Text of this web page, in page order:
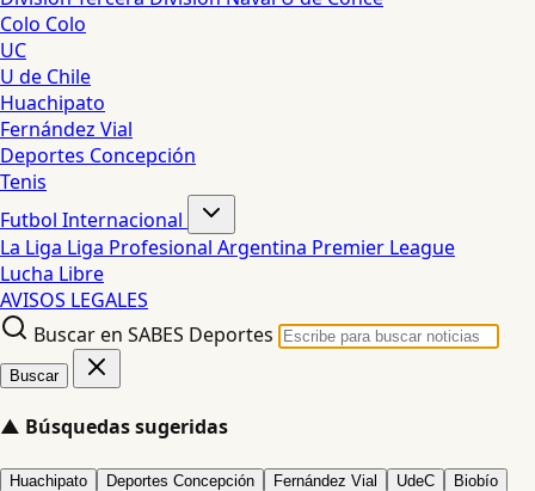
Colo Colo
UC
U de Chile
Huachipato
Fernández Vial
Deportes Concepción
Tenis
Futbol Internacional
La Liga Liga Profesional Argentina Premier League
Lucha Libre
AVISOS LEGALES
Buscar en SABES Deportes
Buscar
▲ Búsquedas sugeridas
Huachipato Deportes Concepción Fernández Vial UdeC Biobío